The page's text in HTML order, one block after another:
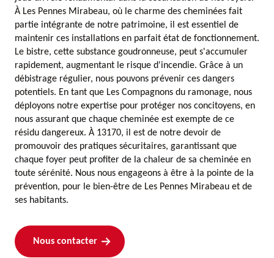
À Les Pennes Mirabeau, où le charme des cheminées fait
partie intégrante de notre patrimoine, il est essentiel de
maintenir ces installations en parfait état de fonctionnement.
Le bistre, cette substance goudronneuse, peut s'accumuler
rapidement, augmentant le risque d'incendie. Grâce à un
débistrage régulier, nous pouvons prévenir ces dangers
potentiels. En tant que Les Compagnons du ramonage, nous
déployons notre expertise pour protéger nos concitoyens, en
nous assurant que chaque cheminée est exempte de ce
résidu dangereux. À 13170, il est de notre devoir de
promouvoir des pratiques sécuritaires, garantissant que
chaque foyer peut profiter de la chaleur de sa cheminée en
toute sérénité. Nous nous engageons à être à la pointe de la
prévention, pour le bien-être de Les Pennes Mirabeau et de
ses habitants.
Nous contacter